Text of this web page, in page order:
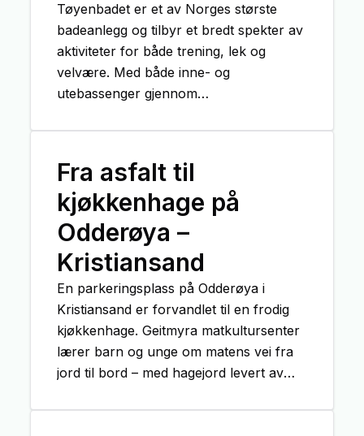
Tøyenbadet er et av Norges største
badeanlegg og tilbyr et bredt spekter av
aktiviteter for både trening, lek og
velvære. Med både inne- og
utebassenger gjennom
samlingspunkt for familier, mosjonister
av Tøyenbadet har gitt uteområdet en
omfattende oppgradering og er nå et
frodig og inviterende parkområde.
Fra asfalt til
kjøkkenhage på
Odderøya –
Kristiansand
En parkeringsplass på Odderøya i
Kristiansand er forvandlet til en frodig
kjøkkenhage. Geitmyra matkultursenter
lærer barn og unge om matens vei fra
jord til bord – med hagejord levert av